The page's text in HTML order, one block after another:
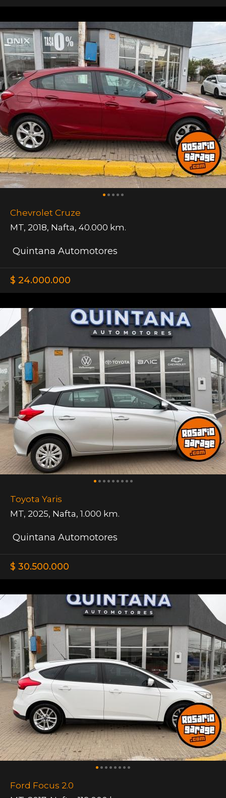
Chevrolet Cruze
MT, 2018, Nafta, 40.000 km.
Quintana Automotores
$ 24.000.000
Toyota Yaris
MT, 2025, Nafta, 1.000 km.
Quintana Automotores
$ 30.500.000
Ford Focus 2.0